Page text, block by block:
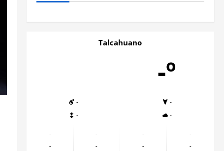
Talcahuano
-º
-
-
-
-
-
-
-
-
-
-
-
-